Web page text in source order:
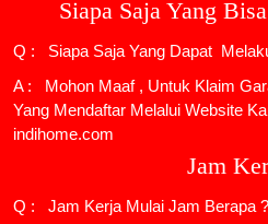
Siapa Saja Yang
Q : Siapa Saja Yang Dapat
A : Mohon Maaf , Untuk Klaim
Yang Mendaftar Melalui Website
indihome.com
Jam
Q : Jam Kerja Mulai Jam Berapa ?